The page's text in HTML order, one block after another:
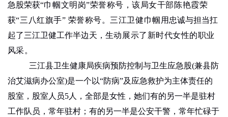
急股荣获“巾帼文明岗”荣誉称号，该局女干部陈艳霞荣
获“三八红旗手” 荣誉称号。三江卫健巾帼 用忠诚与担当扛
起了三江卫健工作半边天 ， 生动展示了新时代女性的职业
风采。
三江县卫生健康局疾病预防控制与卫生应急股(兼县防
治艾滋病办公室)是一个以“防病”及应急救护为主体责任的
股室，股室人员5人，全部是女性，她们有的另一半是驻村
工作队员，常年驻村；有的另一半是公安干警，常年忙碌于